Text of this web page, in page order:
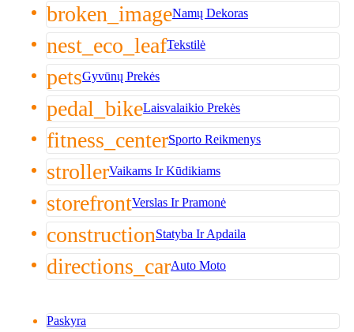
broken_imageNamų Dekoras
nest_eco_leafTekstilė
petsGyvūnų Prekės
pedal_bikeLaisvalaikio Prekės
fitness_centerSporto Reikmenys
strollerVaikams Ir Kūdikiams
storefrontVerslas Ir Pramonė
constructionStatyba Ir Apdaila
directions_carAuto Moto
Paskyra